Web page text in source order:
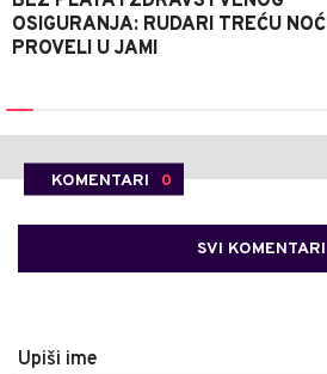
OSIGURANJA: RUDARI TREĆU NOĆ
PROVELI U JAMI
KOMENTARI 0
SVI KOMENTARI
Upiši ime